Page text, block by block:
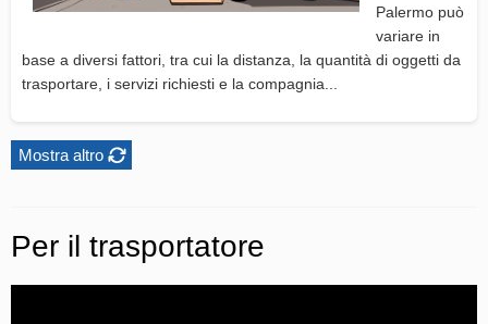
Palermo può
variare in
base a diversi fattori, tra cui la distanza, la quantità di oggetti da
trasportare, i servizi richiesti e la compagnia...
Mostra altro
Per il trasportatore